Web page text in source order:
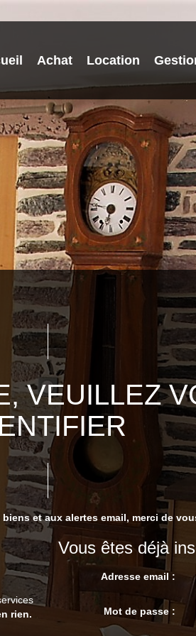
Achat Location
VEUILLEZ
et aux alertes email, merci de
rien.
Vous êtes déjà
Adresse email :
Mot de passe :